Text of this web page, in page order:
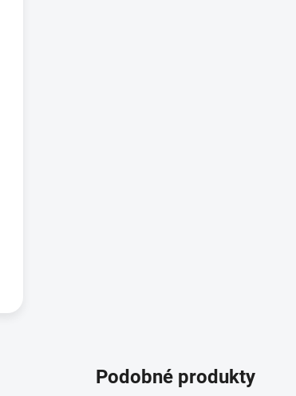
Podobné produkty